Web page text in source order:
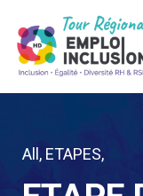
All , ETAPES,